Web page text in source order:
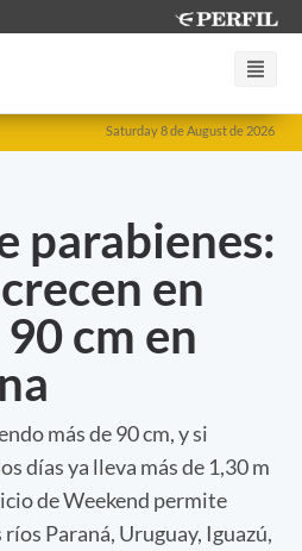
Saturday 8 de August de 2026
parabienes:
en
cm en
más de 90 cm, y si
días ya lleva más de 1,30 m
de Weekend permite
Paraná, Uruguay, Iguazú,